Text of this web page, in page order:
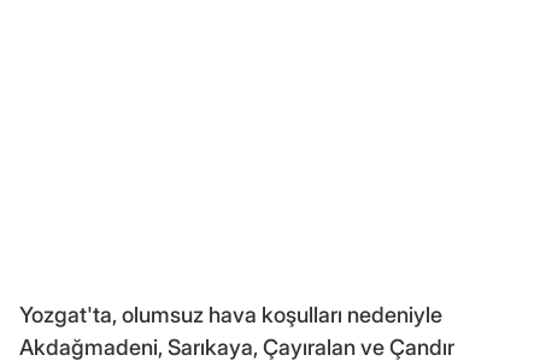
Yozgat'ta, olumsuz hava koşulları nedeniyle
Akdağmadeni, Sarıkaya, Çayıralan ve Çandır